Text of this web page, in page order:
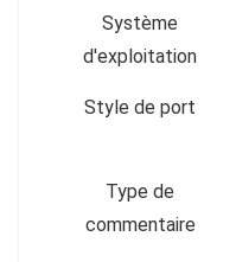
Système
d'exploitation
Style de port
Type de
commentaire